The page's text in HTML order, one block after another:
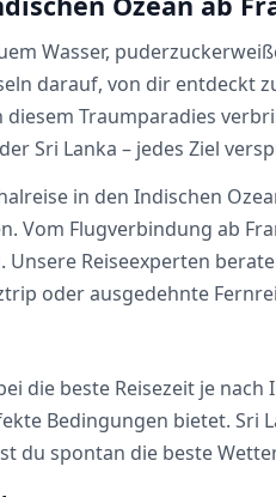
Wasser,
darauf, von dir entdeckt
Traumparadies
Sri Lanka – jedes Ziel
in den Indischen
Vom Flugverbindung ab
Reiseexperten
oder ausgedehnte
die beste Reisezeit je
Bedingungen bietet. Sri
du spontan die beste